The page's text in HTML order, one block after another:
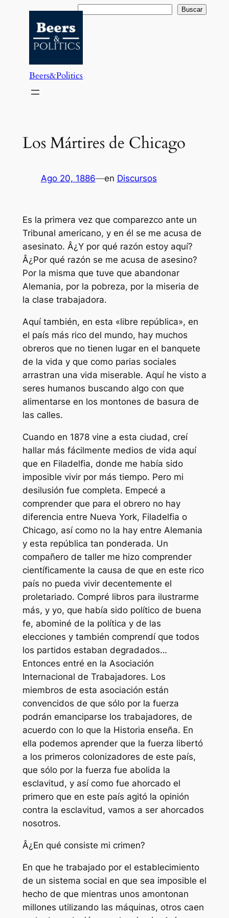
contenido
Buscar Buscar
Beers&Politics
Los Mártires de Chicago
Ago 20, 1886—en Discursos
Es la primera vez que comparezco ante un
Tribunal americano, y en él se me acusa de
asesinato. Â¿Y por qué razón estoy aquí?
Â¿Por qué razón se me acusa de asesino?
Por la misma que tuve que abandonar
Alemania, por la pobreza, por la miseria de
la clase trabajadora.
Aquí también, en esta «libre república», en
el país más rico del mundo, hay muchos
obreros que no tienen lugar en el banquete
de la vida y que como parias sociales
arrastran una vida miserable. Aquí he visto a
seres humanos buscando algo con que
alimentarse en los montones de basura de
las calles.
Cuando en 1878 vine a esta ciudad, creí
hallar más fácilmente medios de vida aquí
que en Filadelfia, donde me había sido
imposible vivir por más tiempo. Pero mi
desilusión fue completa. Empecé a
comprender que para el obrero no hay
diferencia entre Nueva York, Filadelfia o
Chicago, así como no la hay entre Alemania
y esta república tan ponderada. Un
compañero de taller me hizo comprender
científicamente la causa de que en este rico
país no pueda vivir decentemente el
proletariado. Compré libros para ilustrarme
más, y yo, que había sido político de buena
fe, abominé de la política y de las
elecciones y también comprendí que todos
los partidos estaban degradados…
Entonces entré en la Asociación
Internacional de Trabajadores. Los
miembros de esta asociación están
convencidos de que sólo por la fuerza
podrán emanciparse los trabajadores, de
acuerdo con lo que la Historia enseña. En
ella podemos aprender que la fuerza libertó
a los primeros colonizadores de este país,
que sólo por la fuerza fue abolida la
esclavitud, y así como fue ahorcado el
primero que en este país agitó la opinión
contra la esclavitud, vamos a ser ahorcados
nosotros.
Â¿En qué consiste mi crimen?
En que he trabajado por el establecimiento
de un sistema social en que sea imposible el
hecho de que mientras unos amontonan
millones utilizando las máquinas, otros caen